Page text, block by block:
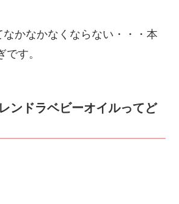
かなかなくならない・・・本
です。
ンドラベビーオイルってど